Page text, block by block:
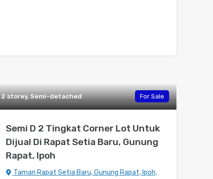
2 storey, Semi-detached For Sale
Semi D 2 Tingkat Corner Lot Untuk
Dijual Di Rapat Setia Baru, Gunung
Rapat, Ipoh
Taman Rapat Setia Baru, Gunung Rapat, Ipoh,